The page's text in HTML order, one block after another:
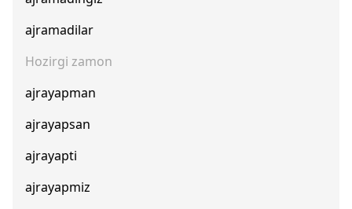
ajramadilar
Hozirgi zamon
ajrayapman
ajrayapsan
ajrayapti
ajrayapmiz